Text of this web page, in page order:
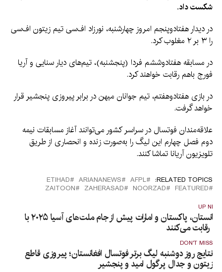
شکست داد.
در دیدار هفتادوپنجم امروز چهارشنبه، نورزاد اف‌سی تیم زیتون اف‌سی
را ۳ بر ۲ مغلوب کرد.
در مسابقه هفتادوششم فردا (پنجشنبه)، تیم‌های دیار سنایی و آریا
فورج باهم رقابت خواهند کرد.
در بازی هفتادوهفتم، تیم جوانان میهن در برابر پیروزی پنجشیر قرار
خواهد گرفت.
علاقه‌مندان فوتسال در سراسر کشور می‌توانند آغاز مسابقات نیمه
دوم فصل چهارم این لیگ را به‌صورت زنده و انحصاری از طریق
تلویزیون آریانا تماشا کنند.
RELATED TOPICS:
AFPL
ARIANANEWS
ETIHAD
FEATURED
NOORZAD
ZAHERASAD
ZAITOON
UP
افغانستان، پاکستان و امارات پیش از جام ملت‌های آسیا ۲۰۲۵ با
رقابت می‌کنند
DON'T MISS
نتایج روز دوشنبه لیگ برتر فوتسال افغانستان؛ پیروزی قاطع
زیتون و جدال پرگول امید و پنجشیر